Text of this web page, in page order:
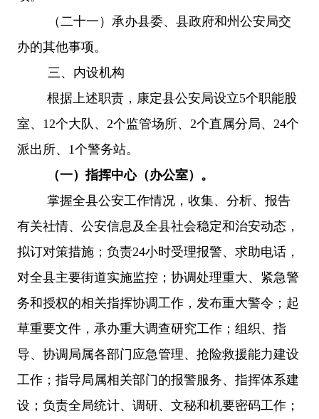
（二十一）承办县委、县政府和州公安局交
办的其他事项。
三、内设机构
根据上述职责，康定县公安局设立5个职能股
室、12个大队、2个监管场所、2个直属分局、24个
派出所、1个警务站。
（一）指挥中心（办公室）。
掌握全县公安工作情况，收集、分析、报告
有关社情、公安信息及全县社会稳定和治安动态，
拟订对策措施；负责24小时受理报警、求助电话，
对全县主要街道实施监控；协调处理重大、紧急警
务和授权的相关指挥协调工作，发布重大警令；起
草重要文件，承办重大调查研究工作；组织、指
导、协调局属各部门应急管理、抢险救援能力建设
工作；指导局属相关部门的报警服务、指挥体系建
设；负责全局统计、调研、文秘和机要密码工作；